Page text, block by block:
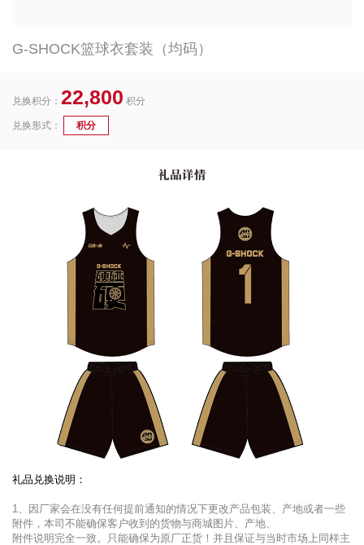
G-SHOCK篮球衣套装（均码）
兑换积分： 22,800 积分
兑换形式： 积分
礼品兑换说明：
1、因厂家会在没有任何提前通知的情况下更改产品包装、产地或者一些
附件，本司不能确保客户收到的货物与商城图片、产地、
附件说明完全一致。只能确保为原厂正货！并且保证与当时市场上同样主